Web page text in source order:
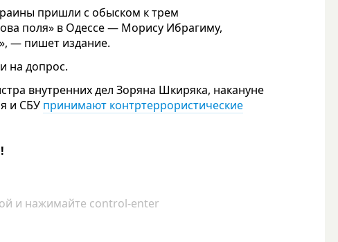
пришли с обыском к трем
поля» в Одессе — Морису Ибрагиму,
— пишет издание.
на допрос.
внутренних дел Зоряна Шкиряка, накануне
и СБУ принимают контртеррористические
и нажимайте control-enter